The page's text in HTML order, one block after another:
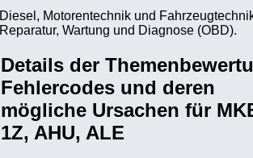
Diesel, Motorentechnik und
Reparatur, Wartung und Diagnose (OBD).
Details der
Fehlercodes und deren
mögliche Ursachen für
1Z, AHU, ALE